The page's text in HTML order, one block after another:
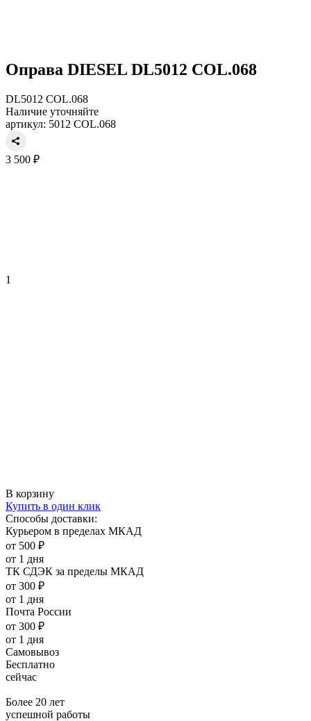
Оправа DIESEL DL5012 COL.068
DL5012 COL.068
Наличие уточняйте
артикул: 5012 COL.068
3 500 ₽
1
В корзину
Купить в один клик
Способы доставки:
Курьером в пределах МКАД
от 500 ₽
от 1 дня
ТК СДЭК за пределы МКАД
от 300 ₽
от 1 дня
Почта России
от 300 ₽
от 1 дня
Самовывоз
Бесплатно
сейчас
Более 20 лет
успешной работы